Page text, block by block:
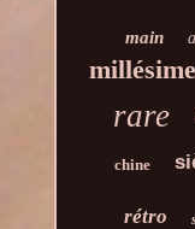
main
millésime
rare
chine
rétro